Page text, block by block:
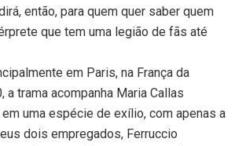
então, para quem quer saber quem
que tem uma legião de fãs até
em Paris, na França da
a trama acompanha Maria Callas
uma espécie de exílio, com apenas a
dois empregados, Ferruccio